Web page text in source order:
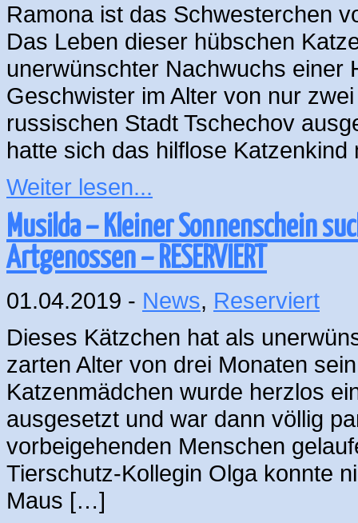
Ramona ist das Schwesterchen
Das Leben dieser hübschen
unerwünschter Nachwuchs einer
Geschwister im Alter von nur
russischen Stadt Tschechov
hatte sich das hilflose
Weiter lesen...
Musilda – Kleiner Sonnenschein
Artgenossen – RESERVIERT
01.04.2019 - News, Reserviert
Dieses Kätzchen hat als
zarten Alter von drei Monaten
Katzenmädchen wurde herzlos
ausgesetzt und war dann völlig
vorbeigehenden Menschen
Tierschutz-Kollegin Olga konnte
Maus […]